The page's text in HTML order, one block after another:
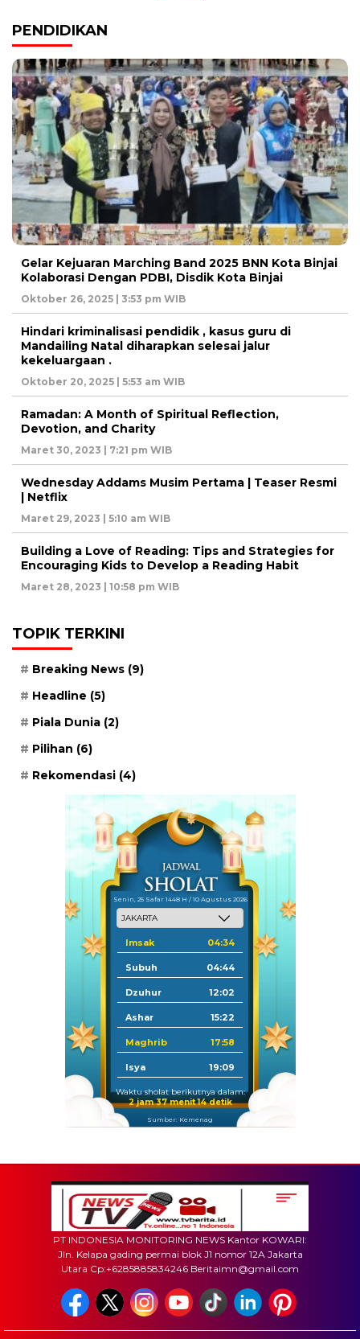
PENDIDIKAN
Gelar Kejuaran Marching Band 2025 BNN Kota Binjai
Kolaborasi Dengan PDBI, Disdik Kota Binjai
Oktober 26, 2025 | 3:53 pm WIB
Hindari kriminalisasi pendidik , kasus guru di
Mandailing Natal diharapkan selesai jalur
kekeluargaan .
Oktober 20, 2025 | 5:53 am WIB
Ramadan: A Month of Spiritual Reflection,
Devotion, and Charity
Maret 30, 2023 | 7:21 pm WIB
Wednesday Addams Musim Pertama | Teaser Resmi
| Netflix
Maret 29, 2023 | 5:10 am WIB
Building a Love of Reading: Tips and Strategies for
Encouraging Kids to Develop a Reading Habit
Maret 28, 2023 | 10:58 pm WIB
TOPIK TERKINI
Breaking News (9)
Headline (5)
Piala Dunia (2)
Pilihan (6)
Rekomendasi (4)
Senin, 25 Safar 1448 H / 10 Agustus 2026
Imsak 04:34
Subuh 04:44
Dzuhur 12:02
Ashar 15:22
Maghrib 17:58
Isya 19:09
Waktu sholat berikutnya dalam:
2 jam 37 menit 13 detik
Sumber: Kemenag
PT INDONESIA MONITORING NEWS Kantor KOWARI:
Jln. Kelapa gading permai blok J1 nomor 12A Jakarta
Utara Cp:+6285885834246 Beritaimn@gmail.com